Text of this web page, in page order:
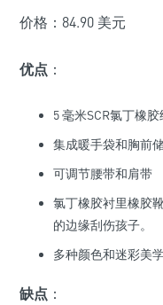
价格：84.90 美元
优点 ：
5 毫米SCR氯丁橡
集成暖手袋和胸前
可调节腰带和肩带
氯丁橡胶衬里橡胶
的边缘刮伤孩子。
多种颜色和迷彩美
缺点 ：